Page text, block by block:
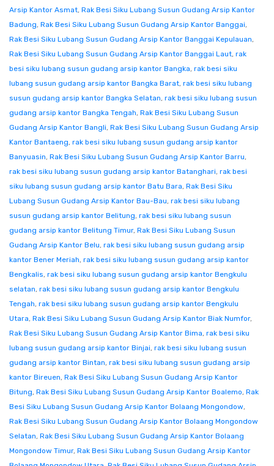
Arsip Kantor Asmat, Rak Besi Siku Lubang Susun Gudang Arsip Kantor
Badung, Rak Besi Siku Lubang Susun Gudang Arsip Kantor Banggai,
Rak Besi Siku Lubang Susun Gudang Arsip Kantor Banggai Kepulauan,
Rak Besi Siku Lubang Susun Gudang Arsip Kantor Banggai Laut, rak
besi siku lubang susun gudang arsip kantor Bangka, rak besi siku
lubang susun gudang arsip kantor Bangka Barat, rak besi siku lubang
susun gudang arsip kantor Bangka Selatan, rak besi siku lubang susun
gudang arsip kantor Bangka Tengah, Rak Besi Siku Lubang Susun
Gudang Arsip Kantor Bangli, Rak Besi Siku Lubang Susun Gudang Arsip
Kantor Bantaeng, rak besi siku lubang susun gudang arsip kantor
Banyuasin, Rak Besi Siku Lubang Susun Gudang Arsip Kantor Barru,
rak besi siku lubang susun gudang arsip kantor Batanghari, rak besi
siku lubang susun gudang arsip kantor Batu Bara, Rak Besi Siku
Lubang Susun Gudang Arsip Kantor Bau-Bau, rak besi siku lubang
susun gudang arsip kantor Belitung, rak besi siku lubang susun
gudang arsip kantor Belitung Timur, Rak Besi Siku Lubang Susun
Gudang Arsip Kantor Belu, rak besi siku lubang susun gudang arsip
kantor Bener Meriah, rak besi siku lubang susun gudang arsip kantor
Bengkalis, rak besi siku lubang susun gudang arsip kantor Bengkulu
selatan, rak besi siku lubang susun gudang arsip kantor Bengkulu
Tengah, rak besi siku lubang susun gudang arsip kantor Bengkulu
Utara, Rak Besi Siku Lubang Susun Gudang Arsip Kantor Biak Numfor,
Rak Besi Siku Lubang Susun Gudang Arsip Kantor Bima, rak besi siku
lubang susun gudang arsip kantor Binjai, rak besi siku lubang susun
gudang arsip kantor Bintan, rak besi siku lubang susun gudang arsip
kantor Bireuen, Rak Besi Siku Lubang Susun Gudang Arsip Kantor
Bitung, Rak Besi Siku Lubang Susun Gudang Arsip Kantor Boalemo, Rak
Besi Siku Lubang Susun Gudang Arsip Kantor Bolaang Mongondow,
Rak Besi Siku Lubang Susun Gudang Arsip Kantor Bolaang Mongondow
Selatan, Rak Besi Siku Lubang Susun Gudang Arsip Kantor Bolaang
Mongondow Timur, Rak Besi Siku Lubang Susun Gudang Arsip Kantor